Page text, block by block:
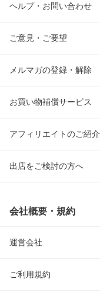
ヘルプ・お問い合わせ
ご意見・ご要望
メルマガの登録・解除
お買い物補償サービス
アフィリエイトのご紹介
出店をご検討の方へ
会社概要・規約
運営会社
ご利用規約